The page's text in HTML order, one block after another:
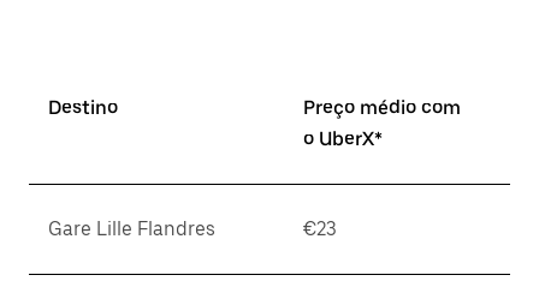
Destino
Preço médio com
o UberX*
Gare Lille Flandres €23